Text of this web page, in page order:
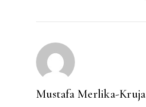
Mustafa Merlika-Kruja